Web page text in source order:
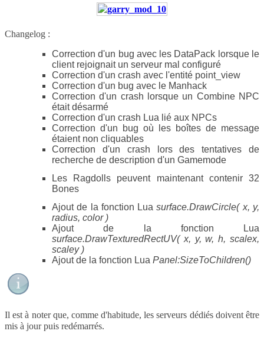
Changelog :
Correction d'un bug avec les DataPack lorsque le
client rejoignait un serveur mal configuré
Correction d'un crash avec l'entité point_view
Correction d'un bug avec le Manhack
Correction d'un crash lorsque un Combine NPC
était désarmé
Correction d'un crash Lua lié aux NPCs
Correction d'un bug où les boîtes de message
étaient non cliquables
Correction d'un crash lors des tentatives de
recherche de description d'un Gamemode
Les Ragdolls peuvent maintenant contenir 32
Bones
Ajout de la fonction Luasurface.DrawCircle( x, y,
radius, color )
Ajout de la fonction Lua
surface.DrawTexturedRectUV( x, y, w, h, scalex,
scaley )
Ajout de la fonction Lua Panel:SizeToChildren()
Il est à noter que, comme d'habitude, les serveurs dédiés doivent être
mis à jour puis redémarrés.